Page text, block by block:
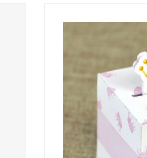
РАСПОЛОЖЕННЫЙ В
ЦЕНТРЕ СТОЛИЦЫ
Понедельник - Пятница:
9:00 - 18:00
Суббота: 9:00-17:00
Телефон: 0 (22) 922- 888